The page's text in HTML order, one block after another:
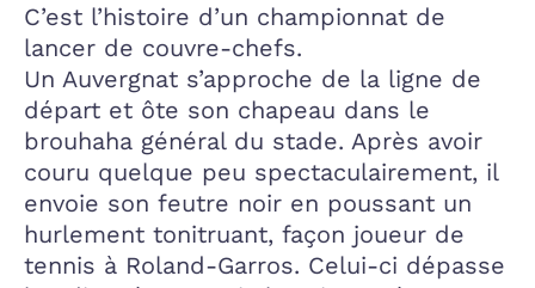
C’est l’histoire d’un championnat de
lancer de couvre-chefs.
Un Auvergnat s’approche de la ligne de
départ et ôte son chapeau dans le
brouhaha général du stade. Après avoir
couru quelque peu spectaculairement, il
envoie son feutre noir en poussant un
hurlement tonitruant, façon joueur de
tennis à Roland-Garros. Celui-ci dépasse